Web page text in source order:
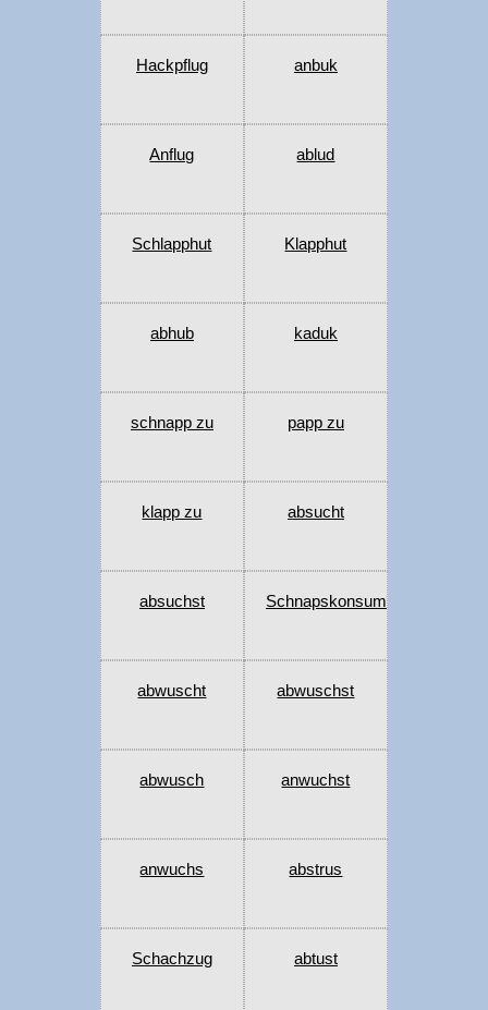
Hackpflug anbuk
Anflug ablud
Schlapphut Klapphut
abhub kaduk
schnapp zu papp zu
klapp zu absucht
absuchst Schnapskonsum
abwuscht abwuschst
abwusch anwuchst
anwuchs abstrus
Schachzug abtust